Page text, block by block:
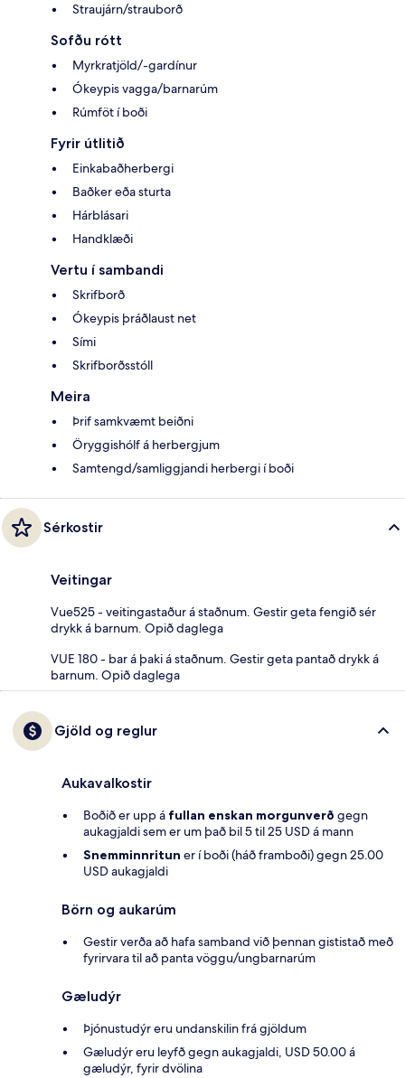
Straujárn/strauborð
Sofðu rótt
Myrkratjöld/-gardínur
Ókeypis vagga/barnarúm
Rúmföt í boði
Fyrir útlitið
Einkabaðherbergi
Baðker eða sturta
Hárblásari
Handklæði
Vertu í sambandi
Skrifborð
Ókeypis þráðlaust net
Sími
Skrifborðsstóll
Meira
Þrif samkvæmt beiðni
Öryggishólf á herbergjum
Samtengd/samliggjandi herbergi í boði
Sérkostir
Veitingar
Vue525 - veitingastaður á staðnum. Gestir geta fengið sér
drykk á barnum. Opið daglega
VUE 180 - bar á þaki á staðnum. Gestir geta pantað drykk á
barnum. Opið daglega
Gjöld og reglur
Aukavalkostir
Boðið er upp á fullan enskan morgunverð gegn
aukagjaldi sem er um það bil 5 til 25 USD á mann
Snemminnritun er í boði (háð framboði) gegn 25.00
USD aukagjaldi
Börn og aukarúm
Gestir verða að hafa samband við þennan gististað með
fyrirvara til að panta vöggu/ungbarnarúm
Gæludýr
Þjónustudýr eru undanskilin frá gjöldum
Gæludýr eru leyfð gegn aukagjaldi, USD 50.00 á
gæludýr, fyrir dvölina